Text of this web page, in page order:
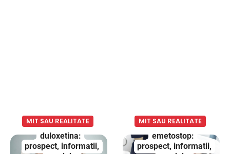
MIT SAU REALITATE
duloxetina:
prospect, informatii,
MIT SAU REALITATE
emetostop:
prospect, informatii,